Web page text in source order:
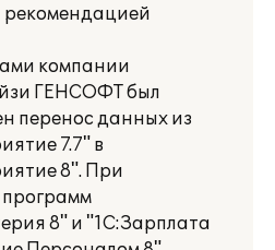
рекомендацией
компании
ГЕНСОФТ был
перенос данных из
7.7" в
8". При
8" и "1С:Зарплата